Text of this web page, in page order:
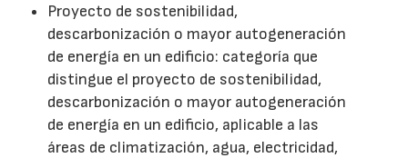
Proyecto de sostenibilidad,
descarbonización o mayor autogeneración
de energía en un edificio: categoría que
distingue el proyecto de sostenibilidad,
descarbonización o mayor autogeneración
de energía en un edificio, aplicable a las
áreas de climatización, agua, electricidad,